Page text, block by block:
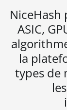
L3+
L7
L9
L9
NiceHash
ASIC,
la
types de